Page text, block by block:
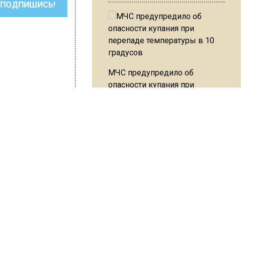
ПОДПИШИСЬ!
МЧС предупредило об
опасности купания при